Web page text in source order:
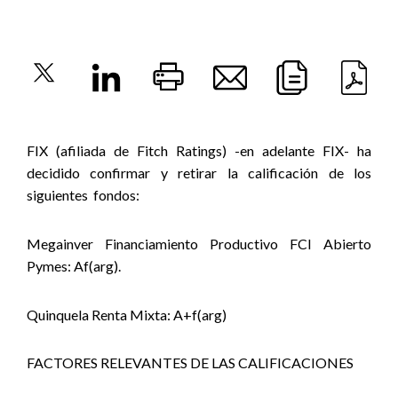
FIX (afiliada de Fitch Ratings) -en adelante FIX- ha
decidido confirmar y retirar la calificación de los
siguientes fondos:
Megainver Financiamiento Productivo FCI Abierto
Pymes: Af(arg).
Quinquela Renta Mixta: A+f(arg)
FACTORES RELEVANTES DE LAS CALIFICACIONES